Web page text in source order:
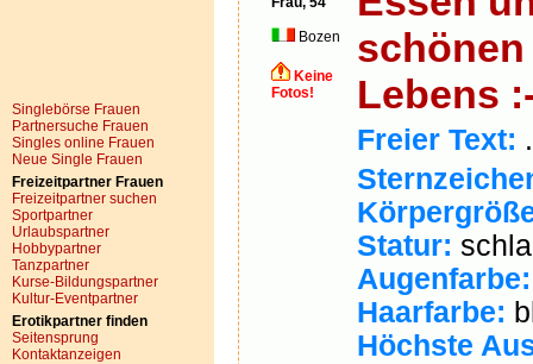
Singlebörse Frauen
Partnersuche Frauen
Singles online Frauen
Neue Single Frauen
Freizeitpartner Frauen
Freizeitpartner suchen
Sportpartner
Urlaubspartner
Hobbypartner
Tanzpartner
Kurse-Bildungspartner
Kultur-Eventpartner
Erotikpartner finden
Seitensprung
Kontaktanzeigen
Bozen
Keine
Fotos!
schönen
Lebens
Freier Text:
Statur:
Augenfarbe:
Haarfarbe:
Höchste